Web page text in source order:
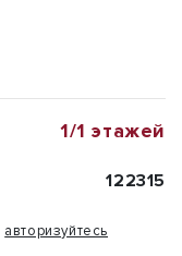
1/1 этажей
122315
авторизуйтесь